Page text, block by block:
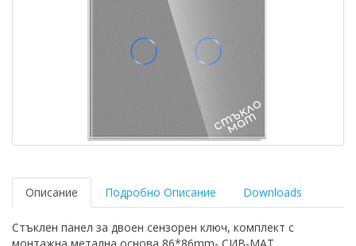
Описание Подробно Описание Downloads
Стъклен панел за двоен сензорен ключ, комплект с